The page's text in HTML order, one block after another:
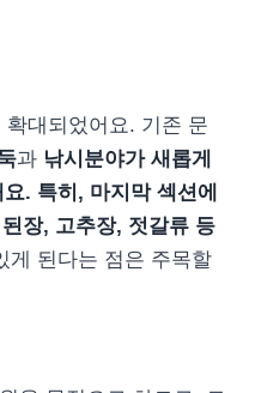
대되었어요. 기존 문
과 낚시 분야가 새롭게
. 특히, 마지막 섹션에
장, 고추장, 젓갈류 등
게 된다는 점은 주목할